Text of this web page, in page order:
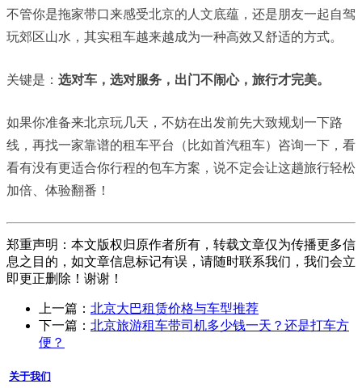
不管你是拖家带口来感受北京的人文底蕴，还是朋友一起自驾
玩郊区山水，其实租车越来越成为一种高效又舒适的方式。
关键是： 选对车，选对服务，出门不闹心，旅行才完美。
如果你准备来北京玩几天，不妨在出发前先大致规划一下路
线，再找一家靠谱的租车平台（比如首汽租车）咨询一下，看
看有没有更适合你行程的包车方案，说不定会让这趟旅行轻松
加倍、体验翻番！
郑重声明：本文版权归原作者所有，转载文章仅为传播更多信
息之目的，如文章信息标记有误，请随时联系我们，我们会立
即更正删除！谢谢！
上一篇： 北京大巴租赁价格与车型推荐
下一篇： 北京旅游租车带司机多少钱一天？还是打车方
便？
关于我们